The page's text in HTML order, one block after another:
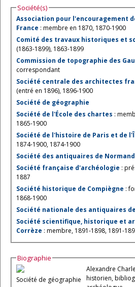
Société(s)
Association pour l'encouragement
France : membre en 1870, 1870-1900
Comité des travaux historiques et
(1863-1899), 1863-1899
Commission de topographie des
correspondant
Société centrale des architectes
(entré en 1896), 1896-1900
Société de géographie
Société de l'École des chartes :
1865-1900
Société de l'histoire de Paris et de
1874-1900, 1874-1900
Société des antiquaires de
Société française d'archéologie :
1887
Société historique de Compiègne :
1868-1900
Société nationale des antiquaires
Société scientifique, historique et
Corrèze : membre, 1891-1898, 1891-
Biographie
Société de géographie
Alexandre
historien,